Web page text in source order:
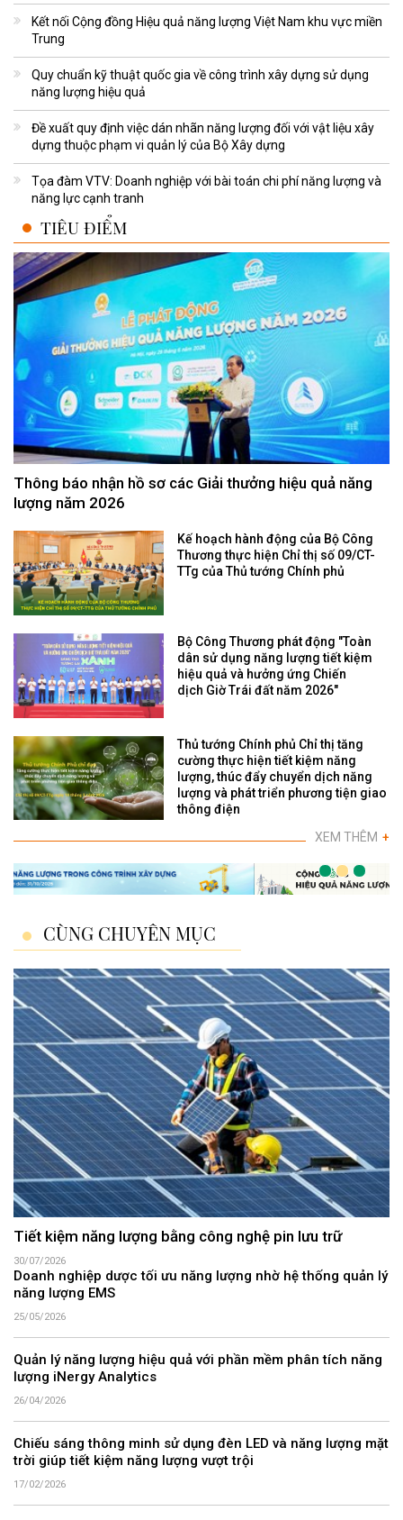
Kết nối Cộng đồng Hiệu quả năng lượng Việt Nam khu vực miền
Trung
Quy chuẩn kỹ thuật quốc gia về công trình xây dựng sử dụng
năng lượng hiệu quả
Đề xuất quy định việc dán nhãn năng lượng đối với vật liệu xây
dựng thuộc phạm vi quản lý của Bộ Xây dựng
Tọa đàm VTV: Doanh nghiệp với bài toán chi phí năng lượng và
năng lực cạnh tranh
TIÊU ĐIỂM
Thông báo nhận hồ sơ các Giải thưởng hiệu quả năng
lượng năm 2026
Kế hoạch hành động của Bộ Công
Thương thực hiện Chỉ thị số 09/CT-
TTg của Thủ tướng Chính phủ
Bộ Công Thương phát động "Toàn
dân sử dụng năng lượng tiết kiệm
hiệu quả và hưởng ứng Chiến
dịch Giờ Trái đất năm 2026"
Thủ tướng Chính phủ Chỉ thị tăng
cường thực hiện tiết kiệm năng
lượng, thúc đẩy chuyển dịch năng
lượng và phát triển phương tiện giao
thông điện
XEM THÊM +
CÙNG CHUYÊN MỤC
Tiết kiệm năng lượng bằng công nghệ pin lưu trữ
30/07/2026
Doanh nghiệp dược tối ưu năng lượng nhờ hệ thống quản lý
năng lượng EMS
25/05/2026
Quản lý năng lượng hiệu quả với phần mềm phân tích năng
lượng iNergy Analytics
26/04/2026
Chiếu sáng thông minh sử dụng đèn LED và năng lượng mặt
trời giúp tiết kiệm năng lượng vượt trội
17/02/2026